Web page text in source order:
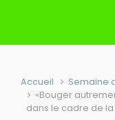
Accueil
Semaine
«Bouger
dans le cadre de